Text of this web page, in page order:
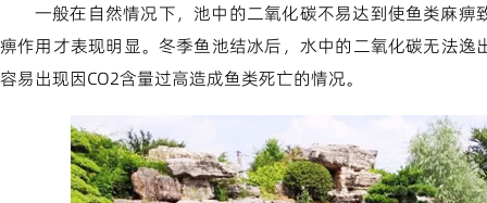
一般在自然情况下，池中的二氧化碳不易达到使鱼类麻
痹作用才表现明显。冬季鱼池结冰后，水中的二氧化碳无法
容易出现因CO2含量过高造成鱼类死亡的情况。